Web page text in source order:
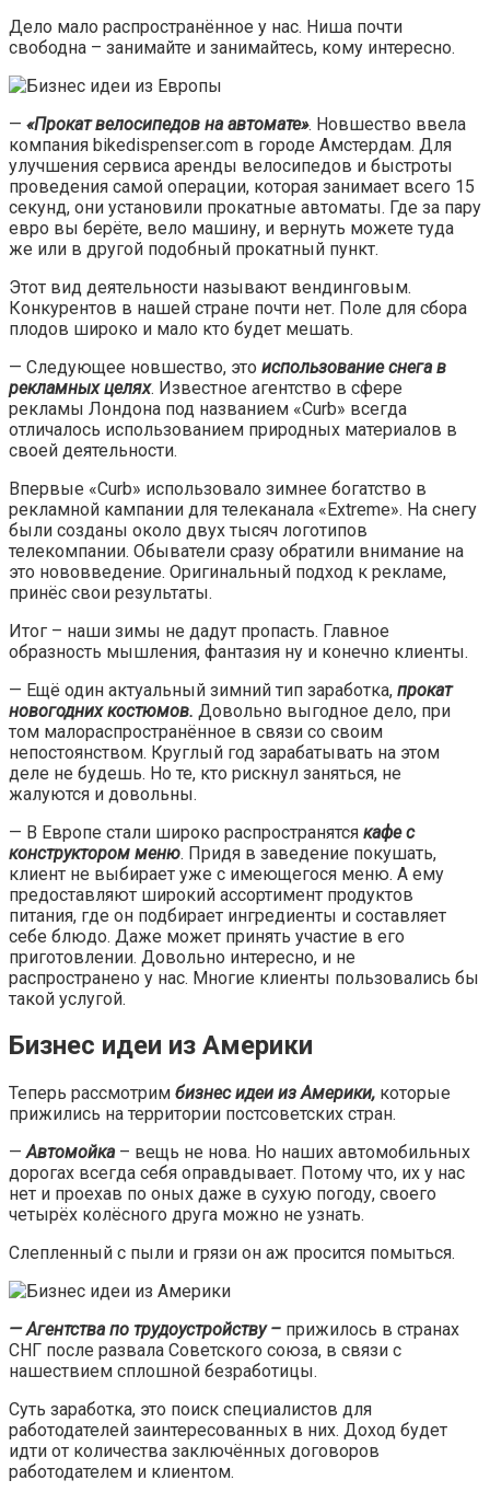
Дело мало распространённое у нас. Ниша почти
свободна – занимайте и занимайтесь, кому интересно.
— «Прокат велосипедов на автомате». Новшество ввела
компания bikedispenser.com в городе Амстердам. Для
улучшения сервиса аренды велосипедов и быстроты
проведения самой операции, которая занимает всего 15
секунд, они установили прокатные автоматы. Где за пару
евро вы берёте, вело машину, и вернуть можете туда
же или в другой подобный прокатный пункт.
Этот вид деятельности называют вендинговым.
Конкурентов в нашей стране почти нет. Поле для сбора
плодов широко и мало кто будет мешать.
— Следующее новшество, это использование снега в
рекламных целях. Известное агентство в сфере
рекламы Лондона под названием «Curb» всегда
отличалось использованием природных материалов в
своей деятельности.
Впервые «Curb» использовало зимнее богатство в
рекламной кампании для телеканала «Extreme». На снегу
были созданы около двух тысяч логотипов
телекомпании. Обыватели сразу обратили внимание на
это нововведение. Оригинальный подход к рекламе,
принёс свои результаты.
Итог – наши зимы не дадут пропасть. Главное
образность мышления, фантазия ну и конечно клиенты.
— Ещё один актуальный зимний тип заработка, прокат
новогодних костюмов. Довольно выгодное дело, при
том малораспространённое в связи со своим
непостоянством. Круглый год зарабатывать на этом
деле не будешь. Но те, кто рискнул заняться, не
жалуются и довольны.
— В Европе стали широко распространятся кафе с
конструктором меню. Придя в заведение покушать,
клиент не выбирает уже с имеющегося меню. А ему
предоставляют широкий ассортимент продуктов
питания, где он подбирает ингредиенты и составляет
себе блюдо. Даже может принять участие в его
приготовлении. Довольно интересно, и не
распространено у нас. Многие клиенты пользовались бы
такой услугой.
Бизнес идеи из Америки
Теперь рассмотрим бизнес идеи из Америки, которые
прижились на территории постсоветских стран.
—Автомойка – вещь не нова. Но наших автомобильных
дорогах всегда себя оправдывает. Потому что, их у нас
нет и проехав по оных даже в сухую погоду, своего
четырёх колёсного друга можно не узнать.
Слепленный с пыли и грязи он аж просится помыться.
— Агентства по трудоустройству – прижилось в странах
СНГ после развала Советского союза, в связи с
нашествием сплошной безработицы.
Суть заработка, это поиск специалистов для
работодателей заинтересованных в них. Доход будет
идти от количества заключённых договоров
работодателем и клиентом.